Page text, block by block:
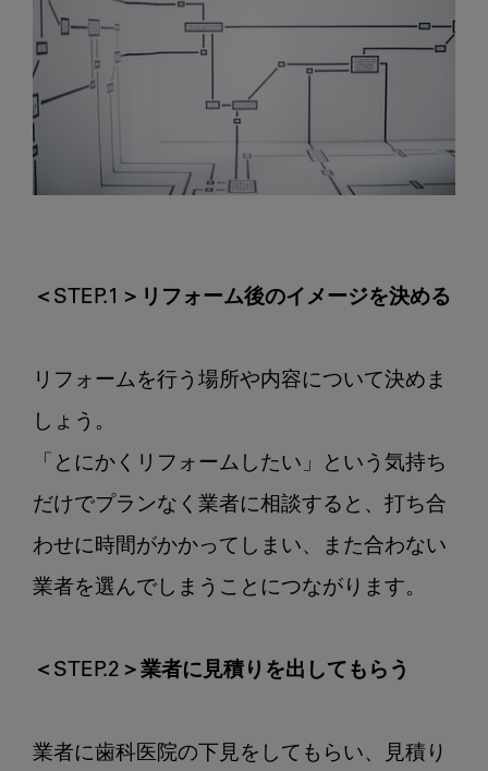
＜STEP.1＞リフォーム後のイメージを決める
リフォームを行う場所や内容について決めま
しょう。
「とにかくリフォームしたい」という気持ち
だけでプランなく業者に相談すると、打ち合
わせに時間がかかってしまい、また合わない
業者を選んでしまうことにつながります。
＜STEP.2＞業者に見積りを出してもらう
業者に歯科医院の下見をしてもらい、見積り